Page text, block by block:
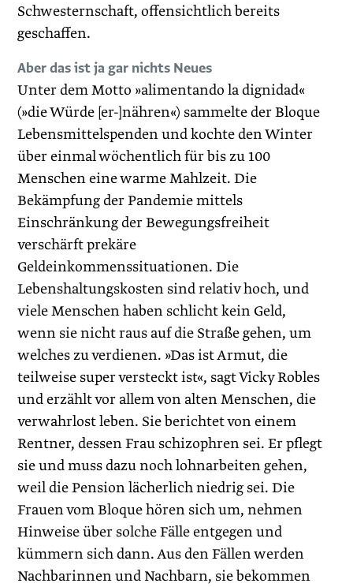
Schwesternschaft, offensichtlich bereits
geschaffen.
Aber das ist ja gar nichts Neues
Unter dem Motto »alimentando la dignidad«
(»die Würde [er-]nähren«) sammelte der Bloque
Lebensmittelspenden und kochte den Winter
über einmal wöchentlich für bis zu 100
Menschen eine warme Mahlzeit. Die
Bekämpfung der Pandemie mittels
Einschränkung der Bewegungsfreiheit
verschärft prekäre
Geldeinkommenssituationen. Die
Lebenshaltungskosten sind relativ hoch, und
viele Menschen haben schlicht kein Geld,
wenn sie nicht raus auf die Straße gehen, um
welches zu verdienen. »Das ist Armut, die
teilweise super versteckt ist«, sagt Vicky Robles
und erzählt vor allem von alten Menschen, die
verwahrlost leben. Sie berichtet von einem
Rentner, dessen Frau schizophren sei. Er pflegt
sie und muss dazu noch lohnarbeiten gehen,
weil die Pension lächerlich niedrig sei. Die
Frauen vom Bloque hören sich um, nehmen
Hinweise über solche Fälle entgegen und
kümmern sich dann. Aus den Fällen werden
Nachbarinnen und Nachbarn, sie bekommen